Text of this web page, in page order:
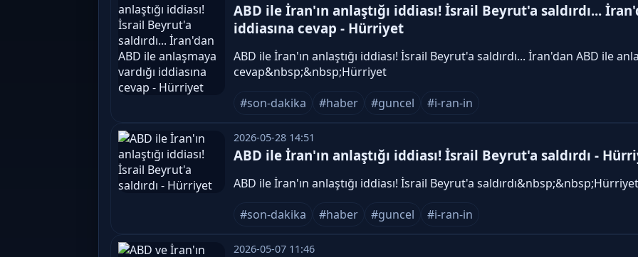
ABD ile İran'ın anlaştığı iddiası! İsrail Beyrut'a saldırdı...
iddiasına cevap - Hürriyet
ABD ile İran'ın anlaştığı iddiası! İsrail Beyrut'a saldırdı... İran'dan ABD ile
cevap&nbsp;&nbsp;Hürriyet
#son-dakika
#haber #guncel #i-ran-in
2026-05-28 14:51
ABD ile İran'ın anlaştığı iddiası! İsrail Beyrut'a saldırdı -
ABD ile İran'ın anlaştığı iddiası! İsrail Beyrut'a saldırdı&nbsp;&nbsp;Hürriyet
#son-dakika
#haber #guncel #i-ran-in
2026-05-07 11:46